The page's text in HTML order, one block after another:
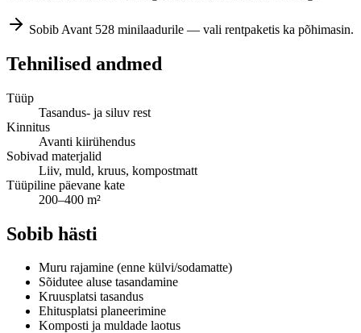
Sobib Avant 528 minilaadurile — vali rentpaketis ka põhimasin.
Tehnilised andmed
Tüüp
Tasandus- ja siluv rest
Kinnitus
Avanti kiirühendus
Sobivad materjalid
Liiv, muld, kruus, kompostmatt
Tüüpiline päevane kate
200–400 m²
Sobib hästi
Muru rajamine (enne külvi/sodamatte)
Sõidutee aluse tasandamine
Kruusplatsi tasandus
Ehitusplatsi planeerimine
Komposti ja muldade laotus